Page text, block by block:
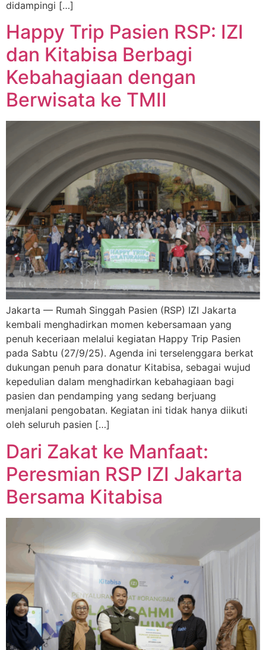
didampingi […]
Happy Trip Pasien RSP: IZI
dan Kitabisa Berbagi
Kebahagiaan dengan
Berwisata ke TMII
Jakarta — Rumah Singgah Pasien (RSP) IZI Jakarta
kembali menghadirkan momen kebersamaan yang
penuh keceriaan melalui kegiatan Happy Trip Pasien
pada Sabtu (27/9/25). Agenda ini terselenggara berkat
dukungan penuh para donatur Kitabisa, sebagai wujud
kepedulian dalam menghadirkan kebahagiaan bagi
pasien dan pendamping yang sedang berjuang
menjalani pengobatan. Kegiatan ini tidak hanya diikuti
oleh seluruh pasien […]
Dari Zakat ke Manfaat:
Peresmian RSP IZI Jakarta
Bersama Kitabisa